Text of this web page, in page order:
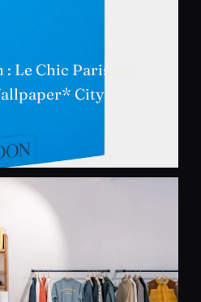
: Le Chic Parisien
City